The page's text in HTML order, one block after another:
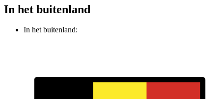
In het buitenland
In het buitenland: